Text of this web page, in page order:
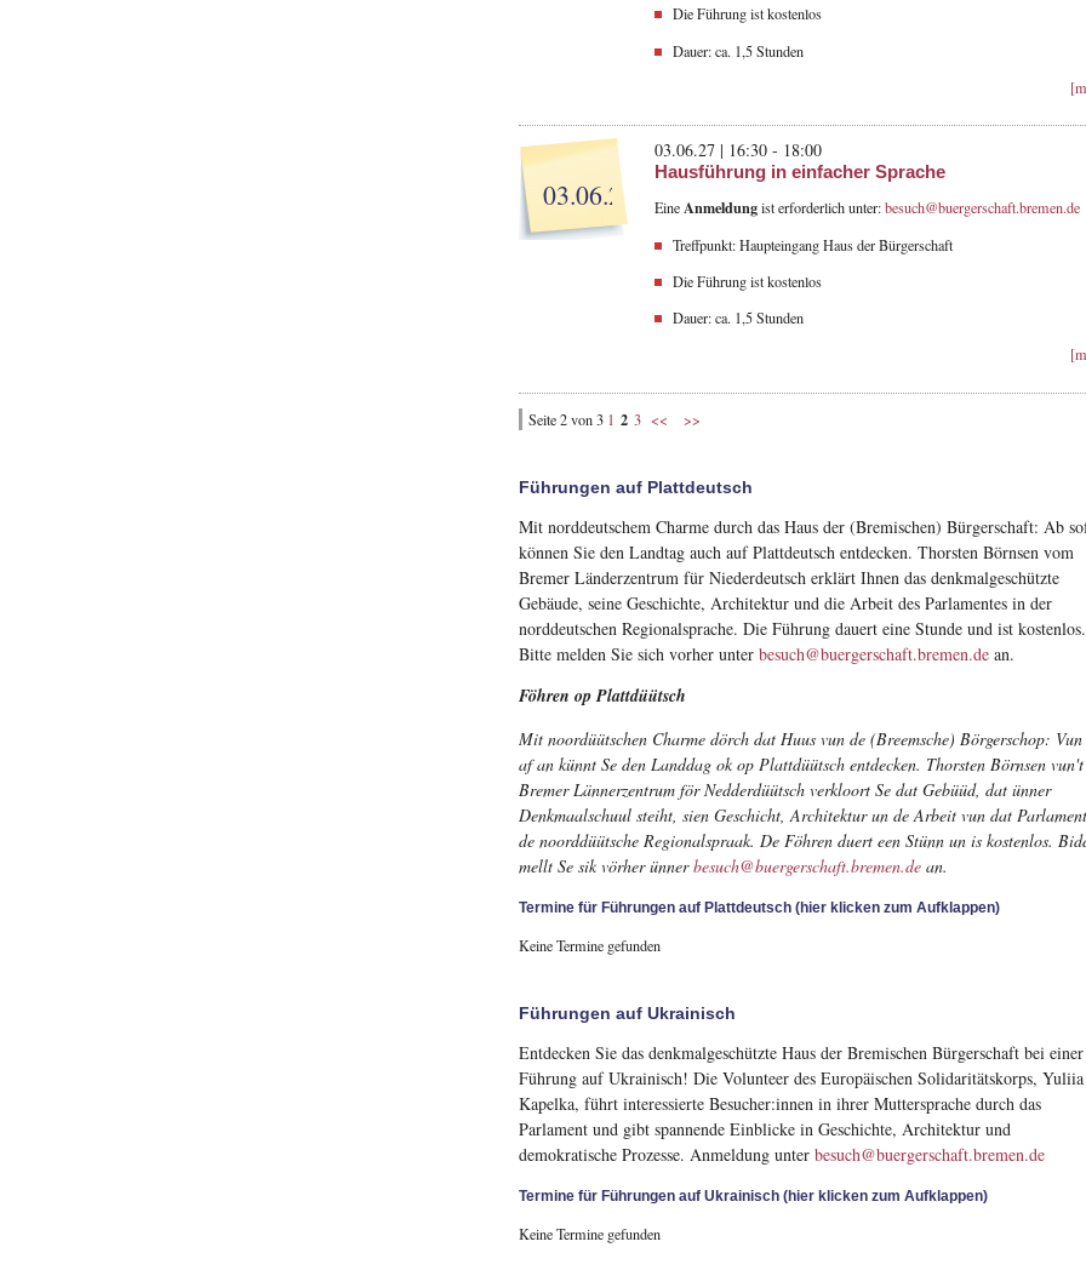
Die Führung ist kostenlos
Dauer: ca. 1,5 Stunden
03.06.27
03.06.27 | 16:30 - 18:00
Hausführung in einfacher Sprache
EineAnmeldungist erforderlich unter:besuch@buergerschaft.bremen.de
Treffpunkt: Haupteingang Haus der Bürgerschaft
Die Führung ist kostenlos
Dauer: ca. 1,5 Stunden
Seite 2 von 3 1 2 3 << >>
Führungen auf Plattdeutsch
Mit norddeutschem Charme durch das Haus der (Bremischen) Bürgerschaft: Ab
können Sie den Landtag auch auf Plattdeutsch entdecken. Thorsten Börnsen vom
Bremer Länderzentrum für Niederdeutsch erklärt Ihnen das denkmalgeschützte
Gebäude, seine Geschichte, Architektur und die Arbeit des Parlamentes in der
norddeutschen Regionalsprache. Die Führung dauert eine Stunde und ist kostenlos.
Bitte melden Sie sich vorher unterbesuch@buergerschaft.bremen.de an.
Föhren op Plattdüütsch
Mit noordüütschen Charme dörch dat Huus vun de (Breemsche) Börgerschop:
af an künnt Se den Landdag ok op Plattdüütsch entdecken. Thorsten Börnsen vun't
Bremer Lännerzentrum för Nedderdüütsch verkloort Se dat Gebüüd, dat ünner
Denkmaalschuul steiht, sien Geschicht, Architektur un de Arbeit vun dat
de noorddüütsche Regionalspraak. De Föhren duert een Stünn un is kostenlos.
mellt Se sik vörher ünnerbesuch@buergerschaft.bremen.de an.
Termine für Führungen auf Plattdeutsch (hier klicken zum Aufklappen)
Keine Termine gefunden
Führungen auf Ukrainisch
Entdecken Sie das denkmalgeschützte Haus der Bremischen Bürgerschaft bei einer
Führung auf Ukrainisch! Die Volunteer des Europäischen Solidaritätskorps, Yuliia
Kapelka, führt interessierte Besucher:innen in ihrer Muttersprache durch das
Parlament und gibt spannende Einblicke in Geschichte, Architektur und
demokratische Prozesse. Anmeldung unterbesuch@buergerschaft.bremen.de
Termine für Führungen auf Ukrainisch (hier klicken zum Aufklappen)
Keine Termine gefunden